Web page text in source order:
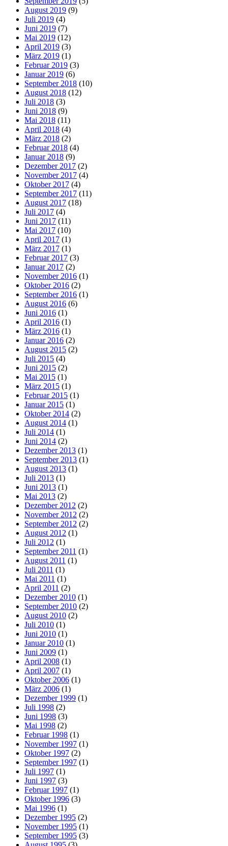
August 2019 (9)
Juli 2019 (4)
Juni 2019 (7)
Mai 2019 (12)
April 2019 (3)
März 2019 (1)
Februar 2019 (3)
Januar 2019 (6)
September 2018 (10)
August 2018 (12)
Juli 2018 (3)
Juni 2018 (9)
Mai 2018 (11)
April 2018 (4)
März 2018 (2)
Februar 2018 (4)
Januar 2018 (9)
Dezember 2017 (2)
November 2017 (4)
Oktober 2017 (4)
September 2017 (11)
August 2017 (18)
Juli 2017 (4)
Juni 2017 (11)
Mai 2017 (10)
April 2017 (1)
März 2017 (1)
Februar 2017 (3)
Januar 2017 (2)
November 2016 (1)
Oktober 2016 (2)
September 2016 (1)
August 2016 (6)
Juni 2016 (1)
April 2016 (1)
März 2016 (1)
Januar 2016 (2)
August 2015 (2)
Juli 2015 (4)
Juni 2015 (2)
Mai 2015 (1)
März 2015 (1)
Februar 2015 (1)
Januar 2015 (1)
Oktober 2014 (2)
August 2014 (1)
Juli 2014 (1)
Juni 2014 (2)
Dezember 2013 (1)
September 2013 (1)
August 2013 (1)
Juli 2013 (1)
Juni 2013 (1)
Mai 2013 (2)
Dezember 2012 (2)
November 2012 (2)
September 2012 (2)
August 2012 (1)
Juli 2012 (1)
September 2011 (1)
August 2011 (1)
Juli 2011 (1)
Mai 2011 (1)
April 2011 (2)
Dezember 2010 (1)
September 2010 (2)
August 2010 (2)
Juli 2010 (1)
Juni 2010 (1)
Januar 2010 (1)
Juni 2009 (1)
April 2008 (1)
April 2007 (1)
Oktober 2006 (1)
März 2006 (1)
Dezember 1999 (1)
Juli 1998 (2)
Juni 1998 (3)
Mai 1998 (2)
Februar 1998 (1)
November 1997 (1)
Oktober 1997 (2)
September 1997 (1)
Juli 1997 (1)
Juni 1997 (3)
Februar 1997 (1)
Oktober 1996 (3)
Mai 1996 (1)
Dezember 1995 (2)
November 1995 (1)
September 1995 (3)